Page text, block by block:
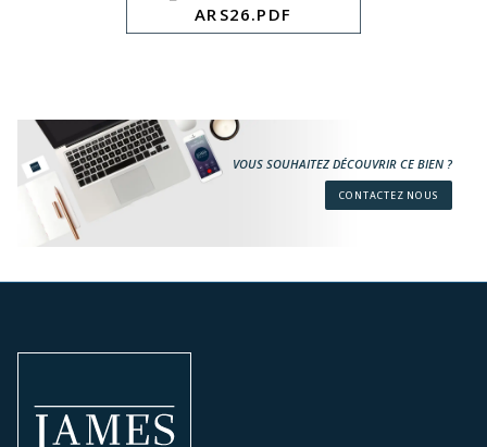
ARS26.PDF
VOUS SOUHAITEZ DÉCOUVRIR CE BIEN ?
CONTACTEZ NOUS